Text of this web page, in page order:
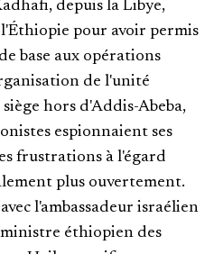
depuis la Libye,
pour avoir permis
base aux opérations
de l'unité
hors d'Addis-Abeba,
espionnaient ses
frustrations à l'égard
plus ouvertement.
l'ambassadeur israélien
éthiopien des